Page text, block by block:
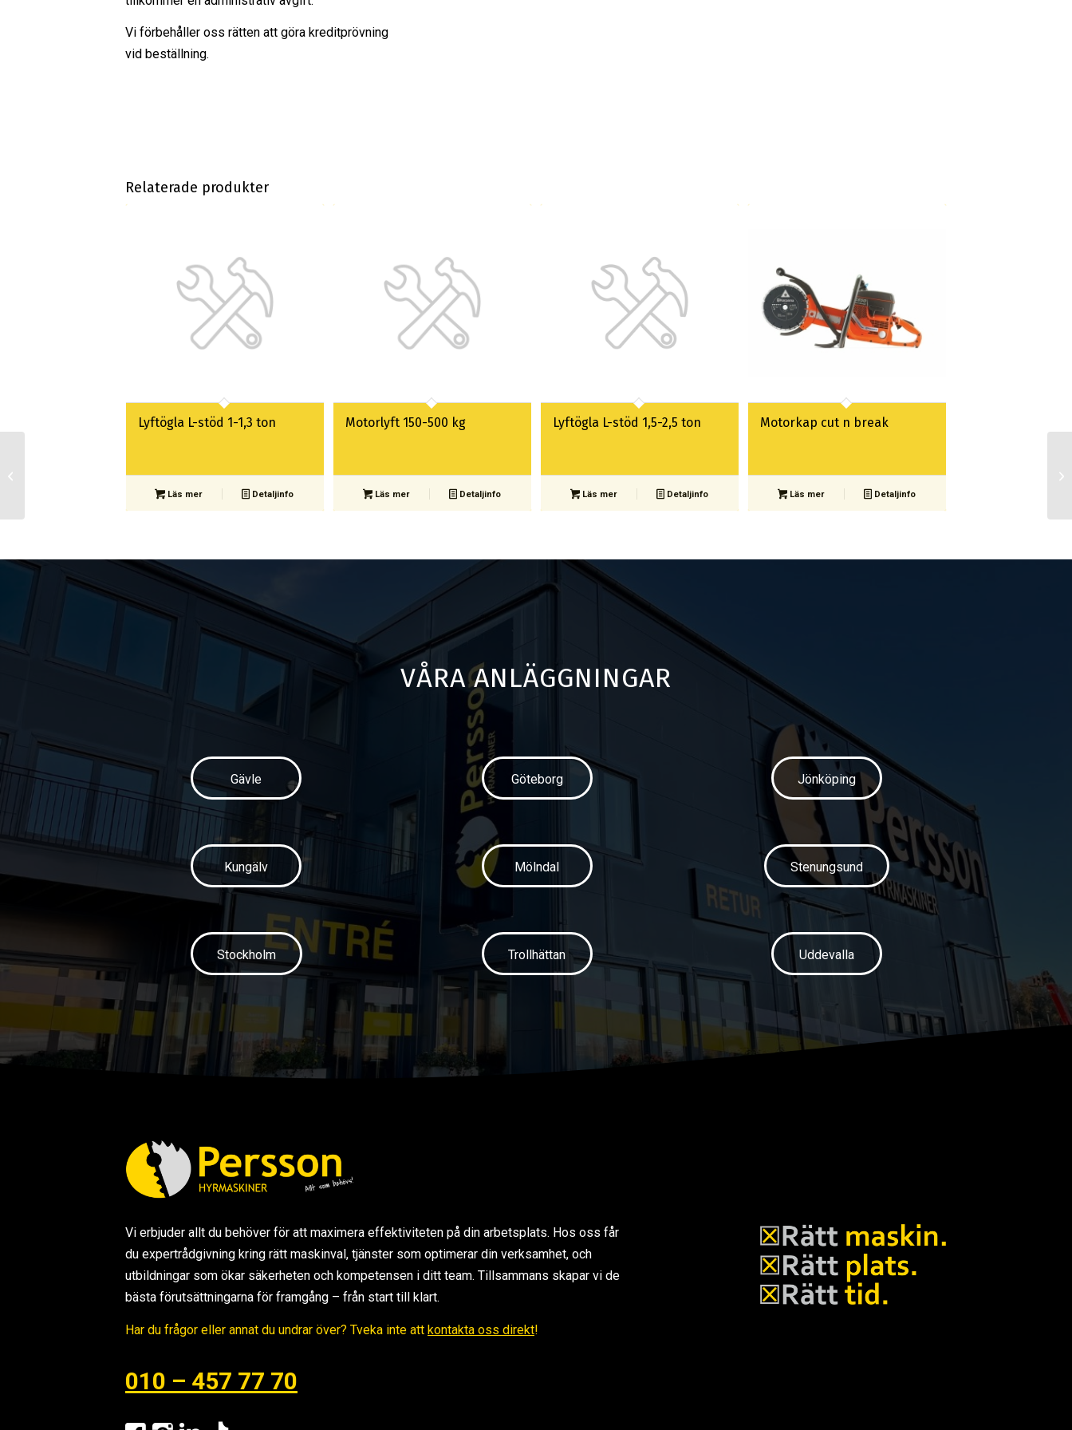
Vi förbehåller oss rätten att göra kreditprövning
vid beställning.
Relaterade produkter
Lyftögla L-stöd 1-1,3 ton
Läs mer Detaljinfo
Motorlyft 150-500 kg
Läs mer Detaljinfo
Lyftögla L-stöd 1,5-2,5 ton
Läs mer Detaljinfo
Motorkap cut n break
Läs mer Detaljinfo
VÅRA ANLÄGGNINGAR
Gävle Göteborg Jönköping
Kungälv Mölndal Stenungsund
Stockholm Trollhättan Uddevalla
Vi erbjuder allt du behöver för att maximera effektiviteten på din arbetsplats. Hos oss får
du expertrådgivning kring rätt maskinval, tjänster som optimerar din verksamhet, och
utbildningar som ökar säkerheten och kompetensen i ditt team. Tillsammans skapar vi de
bästa förutsättningarna för framgång – från start till klart.
Har du frågor eller annat du undrar över? Tveka inte att kontakta oss direkt!
010 – 457 77 70